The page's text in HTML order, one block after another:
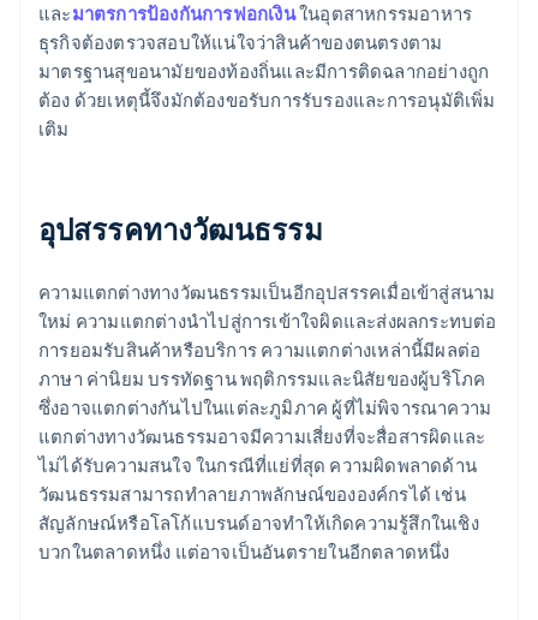
และมาตรการป้องกันการฟอกเงินในอุตสาหกรรมอาหาร
ธุรกิจต้องตรวจสอบให้แน่ใจว่าสินค้าของตนตรงตาม
มาตรฐานสุขอนามัยของท้องถิ่นและมีการติดฉลากอย่างถูก
ต้อง ด้วยเหตุนี้จึงมักต้องขอรับการรับรองและการอนุมัติเพิ่ม
เติม
อุปสรรคทางวัฒนธรรม
ความแตกต่างทางวัฒนธรรมเป็นอีกอุปสรรคเมื่อเข้าสู่สนาม
ใหม่ ความแตกต่างนําไปสู่การเข้าใจผิดและส่งผลกระทบต่อ
การยอมรับสินค้าหรือบริการ ความแตกต่างเหล่านี้มีผลต่อ
ภาษา ค่านิยม บรรทัดฐาน พฤติกรรมและนิสัยของผู้บริโภค
ซึ่งอาจแตกต่างกันไปในแต่ละภูมิภาค ผู้ที่ไม่พิจารณาความ
แตกต่างทางวัฒนธรรมอาจมีความเสี่ยงที่จะสื่อสารผิดและ
ไม่ได้รับความสนใจ ในกรณีที่แย่ที่สุด ความผิดพลาดด้าน
วัฒนธรรมสามารถทําลายภาพลักษณ์ขององค์กรได้ เช่น
สัญลักษณ์หรือโลโก้แบรนด์อาจทำให้เกิดความรู้สึกในเชิง
บวกในตลาดหนึ่ง แต่อาจเป็นอันตรายในอีกตลาดหนึ่ง